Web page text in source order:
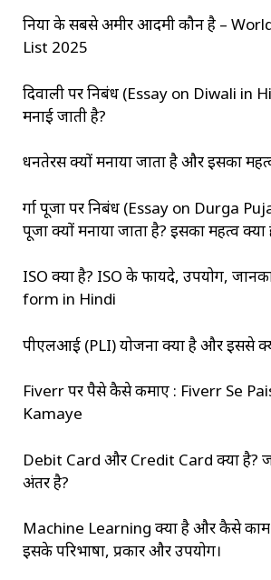
दुनिया के सबसे अमीर आदमी कौन है –
List 2025
दिवाली पर निबंध (Essay on Diwali in
मनाई जाती है?
धनतेरस क्यों मनाया जाता है और इसका
दुर्गा पूजा पर निबंध (Essay on Durga
पूजा क्यों मनाया जाता है? इसका महत्व क्या
ISO क्या है? ISO के फायदे, उपयोग,
form in Hindi
पीएलआई (PLI) योजना क्या है और इससे
Fiverr पर पैसे कैसे कमाए : Fiverr Se
Kamaye
Debit Card और Credit Card क्या है?
अंतर है?
Machine Learning क्या है और कैसे काम
इसके परिभाषा, प्रकार और उपयोग।